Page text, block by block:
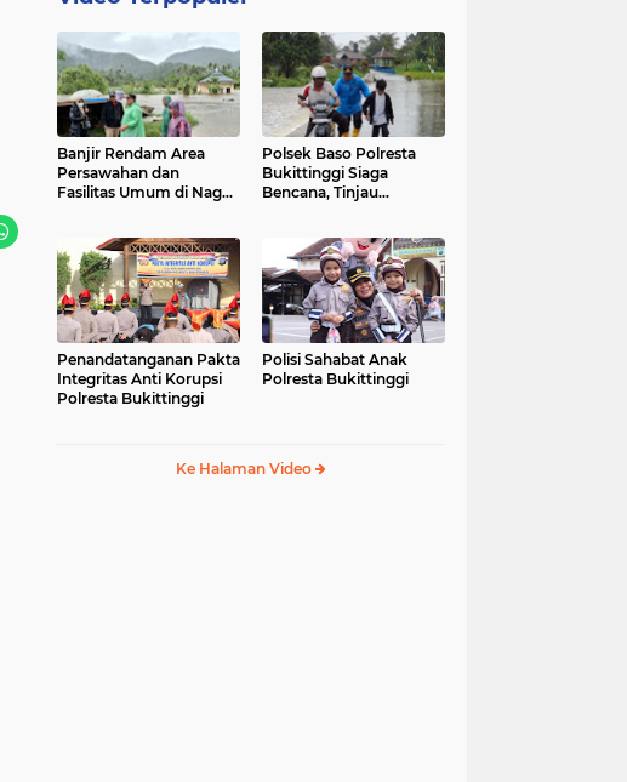
Banjir Rendam Area
Persawahan dan
Fasilitas Umum di Nagari
Polsek Baso Polresta
Bukittinggi Siaga
Bencana, Tinjau
Penandatanganan Pakta
Integritas Anti Korupsi
Polresta Bukittinggi
Polisi Sahabat Anak
Polresta Bukittinggi
Ke Halaman Video